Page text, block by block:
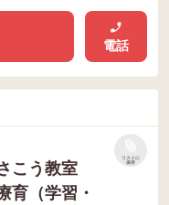
電話
こう教室
育（学習・
リストに
保存